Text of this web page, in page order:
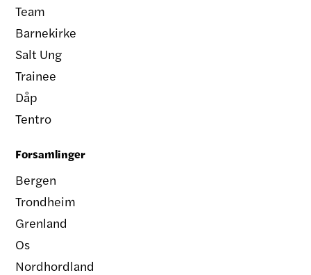
Team
Barnekirke
Salt Ung
Trainee
Dåp
Tentro
Forsamlinger
Bergen
Trondheim
Grenland
Os
Nordhordland